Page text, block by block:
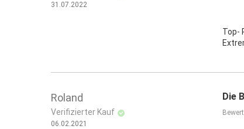
31.07.2022
Top-
Roland
Verifizierter Kauf
06.02.2021
Die